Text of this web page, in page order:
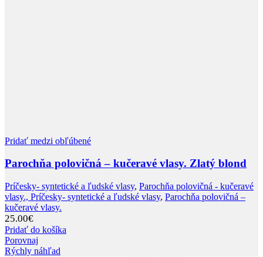
Pridať medzi obľúbené
Parochňa polovičná – kučeravé vlasy. Zlatý blond
Príčesky- syntetické a ľudské vlasy, Parochňa polovičná - kučeravé
vlasy., Príčesky- syntetické a ľudské vlasy, Parochňa polovičná –
kučeravé vlasy.
25.00€
Pridať do košíka
Porovnaj
Rýchly náhľad